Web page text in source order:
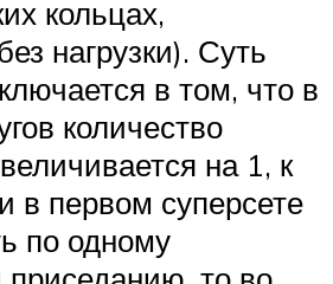
кольцах,
нагрузки). Суть
в том, что в
количество
на 1, к
в первом суперсете
по одному